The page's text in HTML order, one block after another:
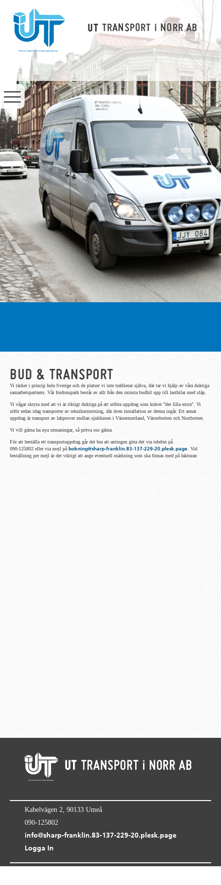
UT TRANSPORT i NORR AB
BUD & TRANSPORT
Vi täcker i princip hela Sverige och de platser vi inte trafikerar själva, där tar vi hjälp av våra duktiga
samarbetspartners. Vår fordonspark består av allt från den minsta budbil upp till lastbilar med släp.
Vi vågar skryta med att vi är riktigt duktiga på att utföra uppdrag som kräver ”det lilla extra”. Vi
utför redan idag transporter av teknikutrustning, där även installation av denna ingår. Ett annat
uppdrag är transport av labprover mellan sjukhusen i Västernorrland, Västerbotten och Norrbotten.
Vi vill gärna ha nya utmaningar, så pröva oss gärna.
För att beställa ett transportuppdrag går det bra att antingen göra det via telefon på
090-125802 eller via mejl på bokning@sharp-franklin.83-137-229-20.plesk.page . Vid
beställning per mejl är det viktigt att ange eventuell märkning som ska finnas med på fakturan
Kabelvägen 2, 90133 Umeå
090-125802
info@sharp-franklin.83-137-229-20.plesk.page
Logga In